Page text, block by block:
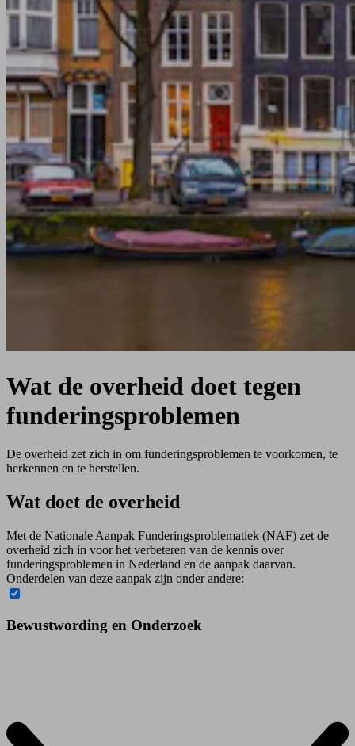
Wat de overheid doet tegen
funderingsproblemen
De overheid zet zich in om funderingsproblemen te voorkomen, te
herkennen en te herstellen.
Wat doet de overheid
Met de Nationale Aanpak Funderingsproblematiek (NAF) zet de
overheid zich in voor het verbeteren van de kennis over
funderingsproblemen in Nederland en de aanpak daarvan.
Onderdelen van deze aanpak zijn onder andere:
Bewustwording en Onderzoek